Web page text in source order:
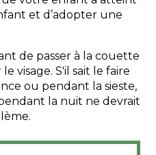
et d’adopter une
de passer à la couette
visage. S'il sait le faire
ou pendant la sieste,
la nuit ne devrait